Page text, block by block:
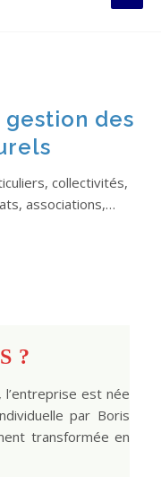
des
collectivités,
associations,…
?
est née
par Boris
transformée en